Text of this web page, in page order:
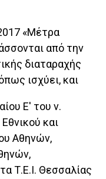
«Μέτρα
από την
διαταραχής
ισχύει, και
Ε' του ν.
και
Αθηνών,
Τ.Ε.Ι. Θεσσαλίας